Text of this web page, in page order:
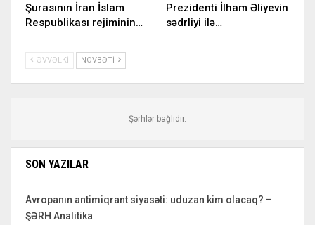
Şurasının İran İslam
Respublikası rejiminin…
Prezidenti İlham Əliyevin
sədrliyi ilə…
ƏVVƏLKI NÖVBƏTI
Şərhlər bağlıdır.
SON YAZILAR
Avropanın antimiqrant siyasəti: uduzan kim olacaq? –
ŞƏRH Analitika